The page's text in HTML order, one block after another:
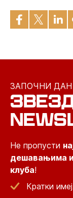
ЗАПОЧНИ ДАН
Не пропусти
дешавањима и
клуба!
Кратки